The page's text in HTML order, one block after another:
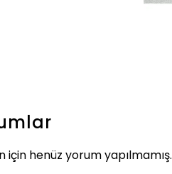
için henüz yorum yapılmamış.